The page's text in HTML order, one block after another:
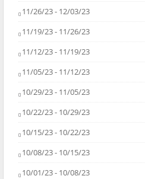
11/26/23 - 12/03/23
11/19/23 - 11/26/23
11/12/23 - 11/19/23
11/05/23 - 11/12/23
10/29/23 - 11/05/23
10/22/23 - 10/29/23
10/15/23 - 10/22/23
10/08/23 - 10/15/23
10/01/23 - 10/08/23